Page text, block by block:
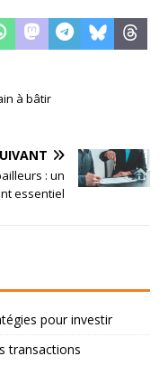
à bâtir
: un
essentiel
pour investir
transactions